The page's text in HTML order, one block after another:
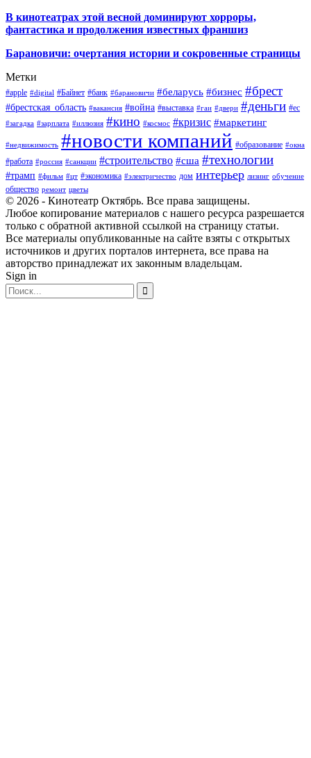
В кинотеатрах этой весной доминируют хорроры,
фантастика и продолжения известных франшиз
Барановичи: очертания истории и сокровенные страницы
Метки
#apple #digital #Байнет #банк #барановичи #беларусь #бизнес #брест
#брестская_область #вакансия #война #выставка #гаи #двери #деньги #ес
#загадка #зарплата #иллюзия #кино #космос #кризис #маркетинг
#недвижимость #новости компаний #образование #окна
#работа #россия #санкции #строительство #сша #технологии
#трамп #фильм #цт #экономика #электричество дом интерьер лизинг обучение
общество ремонт цветы
© 2026 - Кинотеатр Октябрь. Все права защищены.
Любое копирование материалов с нашего ресурса разрешается
только с обратной активной ссылкой на страницу статьи.
Все материалы опубликованные на сайте взяты с открытых
источников и других порталов интернета, все права на
авторство принадлежат их законным владельцам.
Sign in